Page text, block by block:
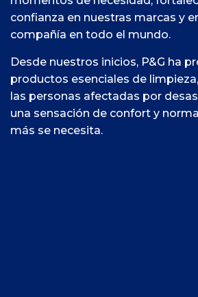
confianza en nuestras marcas y
compañía en todo el mundo.
Desde nuestros inicios, P&G ha
productos esenciales de
las personas afectadas por
una sensación de confort y
más se necesita.